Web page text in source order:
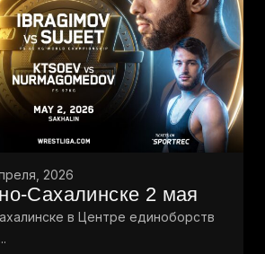
2026
Сахалинске 2 мая
в Центре единоборств